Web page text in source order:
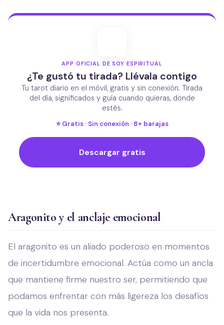
APP OFICIAL DE SOY ESPIRITUAL
¿Te gustó tu tirada? Llévala contigo
Tu tarot diario en el móvil, gratis y sin conexión. Tirada
del día, significados y guía cuando quieras, donde
estés.
⭐ Gratis · Sin conexión · 8+ barajas
Descargar gratis
Aragonito y el anclaje emocional
El aragonito es un aliado poderoso en momentos
de incertidumbre emocional. Actúa como un ancla
que mantiene firme nuestro ser, permitiendo que
podamos enfrentar con más ligereza los desafíos
que la vida nos presenta.